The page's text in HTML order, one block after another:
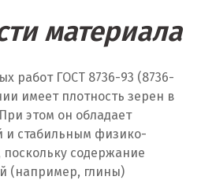
материала
работ ГОСТ 8736-93 (8736-
имеет плотность зерен в
этом он обладает
и стабильным физико-
содержание
(например, глины)